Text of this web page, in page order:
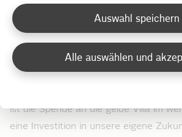
Dazu Thomas Schäfer, Vorsitzender
Geschäftsführung von Stromnetz
Begeisterung bei Kindern und
und zu fördern, ist wichtiger denn je.
angesichts eines zunehmenden
ist die Spende an die gelbe Villa im
eine Investition in unsere eigene
Auswahl speichern
Alle auswählen und